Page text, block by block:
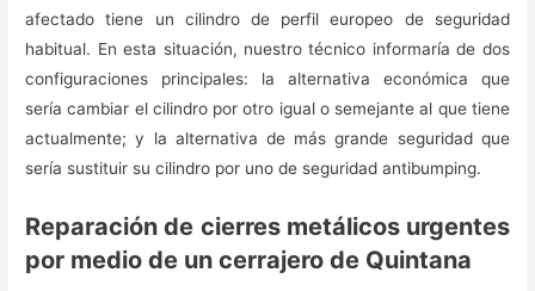
afectado tiene un cilindro de perfil europeo de seguridad
habitual. En esta situación, nuestro técnico informaría de dos
configuraciones principales: la alternativa económica que
sería cambiar el cilindro por otro igual o semejante al que tiene
actualmente; y la alternativa de más grande seguridad que
sería sustituir su cilindro por uno de seguridad antibumping.
Reparación de cierres metálicos urgentes
por medio de un cerrajero de Quintana